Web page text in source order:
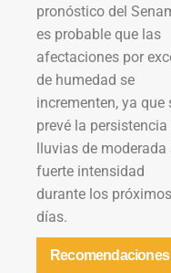
pronóstico del
es probable que las
afectaciones por
de humedad se
incrementen, ya que
prevé la persistencia
lluvias de moderada
fuerte intensidad
durante los próximos
días.
Recomendaciones